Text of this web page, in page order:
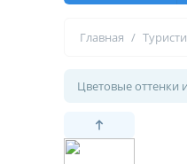
Главная /
Цветовые оттенки